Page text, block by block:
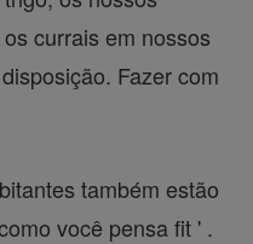
currais em nossos
Fazer com
também estão
você pensa fit ' .